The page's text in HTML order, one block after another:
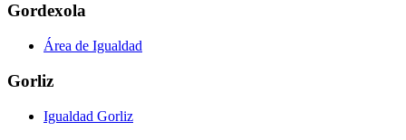
Gordexola
Área de Igualdad
Gorliz
Igualdad Gorliz